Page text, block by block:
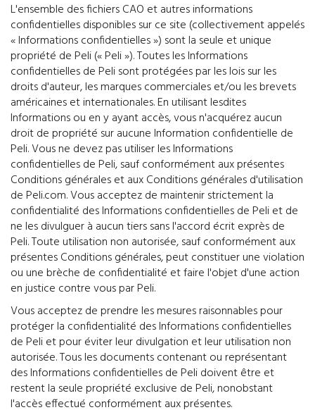
L'ensemble des fichiers CAO et autres informations
confidentielles disponibles sur ce site (collectivement appelés
« Informations confidentielles ») sont la seule et unique
propriété de Peli (« Peli »). Toutes les Informations
confidentielles de Peli sont protégées par les lois sur les
droits d'auteur, les marques commerciales et/ou les brevets
américaines et internationales. En utilisant lesdites
Informations ou en y ayant accès, vous n'acquérez aucun
droit de propriété sur aucune Information confidentielle de
Peli. Vous ne devez pas utiliser les Informations
confidentielles de Peli, sauf conformément aux présentes
Conditions générales et aux Conditions générales d'utilisation
de Peli.com. Vous acceptez de maintenir strictement la
confidentialité des Informations confidentielles de Peli et de
ne les divulguer à aucun tiers sans l'accord écrit exprès de
Peli. Toute utilisation non autorisée, sauf conformément aux
présentes Conditions générales, peut constituer une violation
ou une brèche de confidentialité et faire l'objet d'une action
en justice contre vous par Peli.
Vous acceptez de prendre les mesures raisonnables pour
protéger la confidentialité des Informations confidentielles
de Peli et pour éviter leur divulgation et leur utilisation non
autorisée. Tous les documents contenant ou représentant
des Informations confidentielles de Peli doivent être et
restent la seule propriété exclusive de Peli, nonobstant
l'accès effectué conformément aux présentes.